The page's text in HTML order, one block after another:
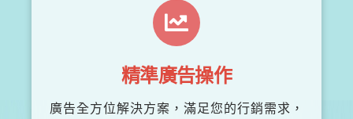
精準廣告操作
廣告全方位解決方案，滿足您的行銷需求，